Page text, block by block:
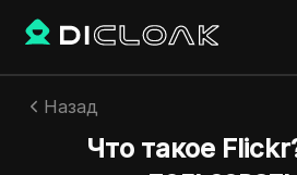
Назад
Что такое